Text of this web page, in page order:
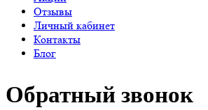
Отзывы
Личный кабинет
Контакты
Блог
Обратный звонок